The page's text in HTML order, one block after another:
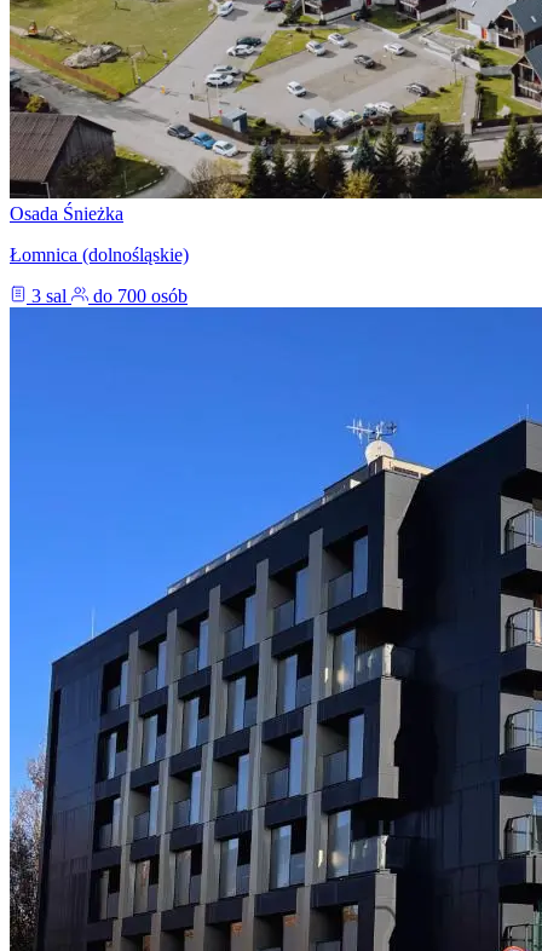
Osada Śnieżka
Łomnica (dolnośląskie)
3 sal
do 700 osób